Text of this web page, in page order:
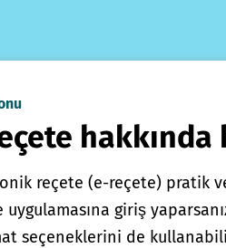
hakkında
reçete (e-reçete) pratik
uygulamasına giriş
seçeneklerini de